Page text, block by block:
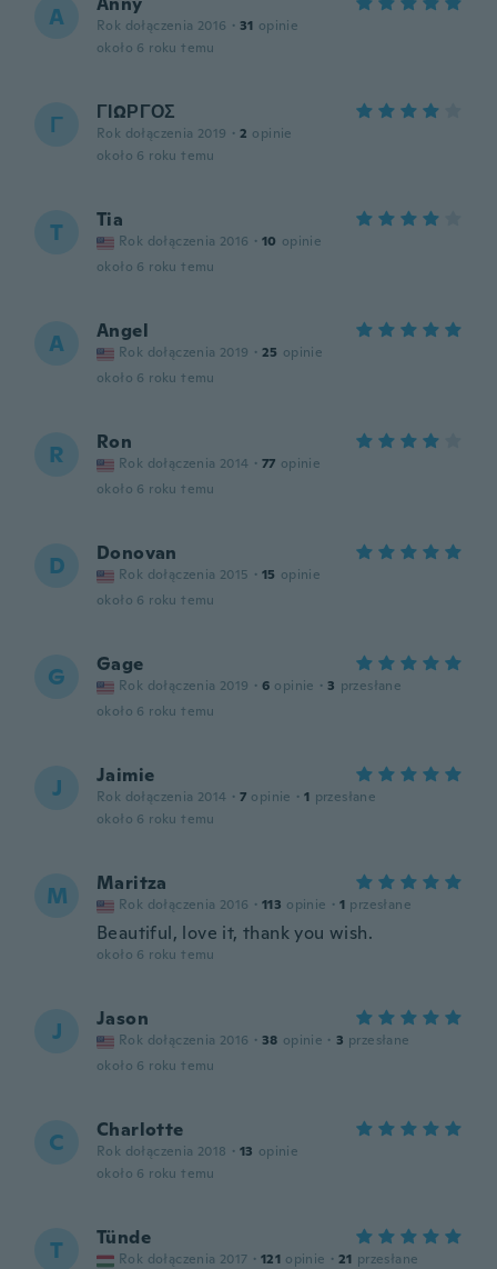
A Rok dołączenia 2016 · 31 opinie
około 6 roku temu
Γ ΓΙΩΡΓΟΣ
Rok dołączenia 2019 · 2 opinie
około 6 roku temu
T Tia
Rok dołączenia 2016 · 10 opinie
około 6 roku temu
A Angel
Rok dołączenia 2019 · 25 opinie
około 6 roku temu
R Ron
Rok dołączenia 2014 · 77 opinie
około 6 roku temu
D Donovan
Rok dołączenia 2015 · 15 opinie
około 6 roku temu
G Gage
Rok dołączenia 2019 · 6 opinie · 3 przesłane
około 6 roku temu
J Jaimie
Rok dołączenia 2014 · 7 opinie · 1 przesłane
około 6 roku temu
M Maritza
Rok dołączenia 2016 · 113 opinie · 1 przesłane
Beautiful, love it, thank you wish.
około 6 roku temu
J Jason
Rok dołączenia 2016 · 38 opinie · 3 przesłane
około 6 roku temu
C Charlotte
Rok dołączenia 2018 · 13 opinie
około 6 roku temu
T Tünde
Rok dołączenia 2017 · 121 opinie · 21 przesłane